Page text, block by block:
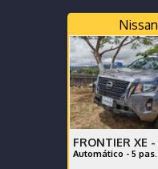
Nissan
FRONTIER XE -
Automático - 5 pas.